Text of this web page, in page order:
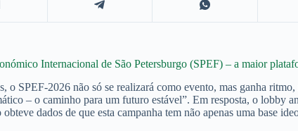
Internacional de São Petersburgo (SPEF) – a maior
o SPEF‑2026 não só se realizará como evento, mas ganha
– o caminho para um futuro estável”. Em resposta, o lobby
dados de que esta campanha tem não apenas uma base